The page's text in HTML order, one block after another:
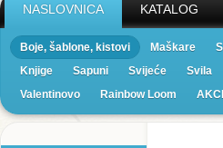
NASLOVNICA KATALOG
Boje, šablone, kistovi Maškare
Knjige
Sapuni Svijeće Svila
Valentinovo
Rainbow Loom